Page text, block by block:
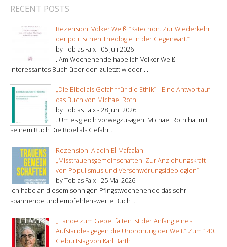
RECENT POSTS
Rezension: Volker Weiß: “Katechon. Zur Wiederkehr
der politischen Theologie in der Gegenwart.”
by Tobias Faix - 05 Juli 2026
. Am Wochenende habe ich Volker Weiß
interessantes Buch über den zuletzt wieder ...
„Die Bibel als Gefahr für die Ethik“ – Eine Antwort auf
das Buch von Michael Roth
by Tobias Faix -28 Juni 2026
. Um es gleich vorwegzusagen: Michael Roth hat mit
seinem Buch Die Bibel als Gefahr ...
Rezension: Aladin El-Mafaalani
„Misstrauensgemeinschaften: Zur Anziehungskraft
von Populismus und Verschwörungsideologien“
by Tobias Faix -25 Mai 2026
Ich habe an diesem sonnigen Pfingstwochenende das sehr
spannende und empfehlenswerte Buch ...
„Hände zum Gebet falten ist der Anfang eines
Aufstandes gegen die Unordnung der Welt.“ Zum 140.
Geburtstag von Karl Barth